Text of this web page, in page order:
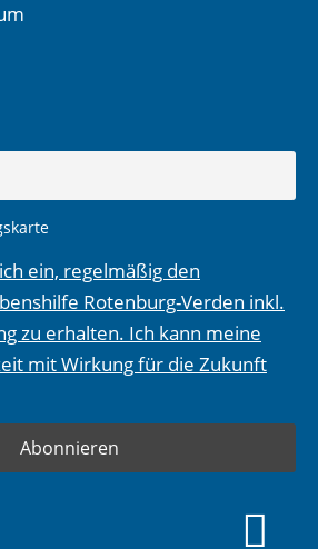
ein, regelmäßig den
Rotenburg-Verden inkl.
zu erhalten. Ich kann meine
mit Wirkung für die Zukunft